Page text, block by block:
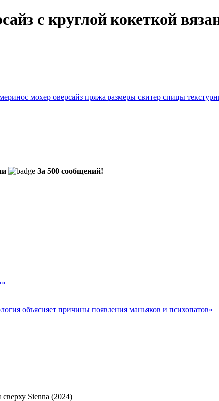
с круглой кокеткой
меринос мохер оверсайз пряжа размеры свитер спицы
За 500 сообщений!
объясняет причины появления маньяков и психопатов»
Sienna (2024)